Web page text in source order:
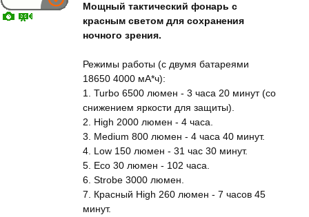
Мощный тактический фонарь с
красным светом для сохранения
ночного зрения.
Режимы работы (с двумя батареями
18650 4000 мА*ч):
1. Turbo 6500 люмен - 3 часа 20 минут (со
снижением яркости для защиты).
2. High 2000 люмен - 4 часа.
3. Medium 800 люмен - 4 часа 40 минут.
4. Low 150 люмен - 31 час 30 минут.
5. Eco 30 люмен - 102 часа.
6. Strobe 3000 люмен.
7. Красный High 260 люмен - 7 часов 45
минут.